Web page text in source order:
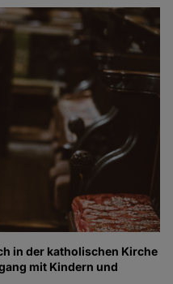
in der katholischen Kirche
mit Kindern und